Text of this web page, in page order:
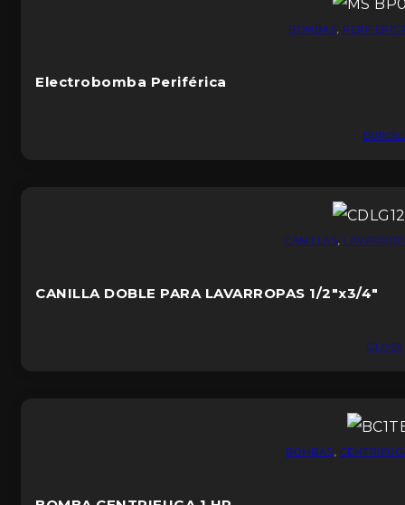
BOMBAS,
Electrobomba Periférica
CANILLAS,
CANILLA DOBLE PARA LAVARROPAS 1/2″x3/4″
GLOSS
BOMBAS